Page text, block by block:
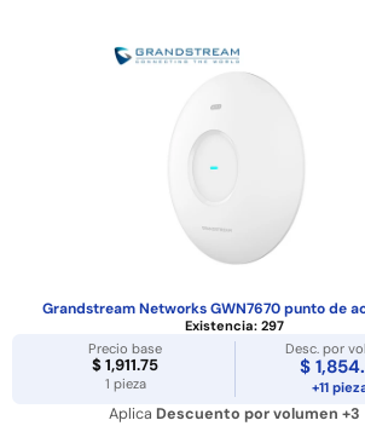
Grandstream Networks GWN7670 punto de
Existencia: 297
Precio base
$ 1,911.75
1 pieza
Desc. por
$
+11
Aplica Descuento por volumen +3